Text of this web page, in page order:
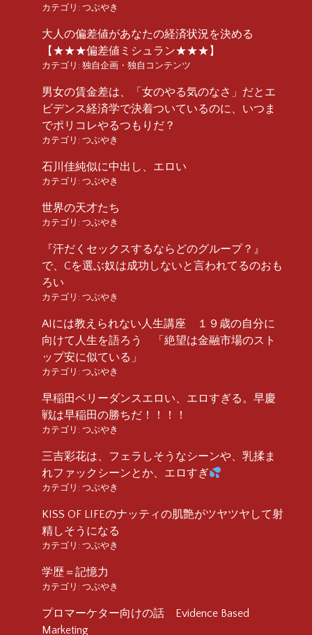
カテゴリ: つぶやき
大人の偏差値があなたの経済状況を決める
【★★★偏差値ミシュラン★★★】
カテゴリ: 独自企画・独自コンテンツ
男女の賃金差は、「女のやる気のなさ」だとエ
ビデンス経済学で決着ついているのに、いつま
でポリコレやるつもりだ？
カテゴリ: つぶやき
石川佳純似に中出し、エロい
カテゴリ: つぶやき
世界の天才たち
カテゴリ: つぶやき
『汗だくセックスするならどのグループ？』
で、Cを選ぶ奴は成功しないと言われてるのおも
ろい
カテゴリ: つぶやき
AIには教えられない人生講座 １９歳の自分に
向けて人生を語ろう 「絶望は金融市場のスト
ップ安に似ている」
カテゴリ: つぶやき
早稲田ベリーダンスエロい、エロすぎる。早慶
戦は早稲田の勝ちだ！！！！
カテゴリ: つぶやき
三吉彩花は、フェラしそうなシーンや、乳揉ま
れファックシーンとか、エロすぎ
カテゴリ: つぶやき
KISS OF LIFEのナッティの肌艶がツヤツヤして射
精しそうになる
カテゴリ: つぶやき
学歴＝記憶力
カテゴリ: つぶやき
プロマーケター向けの話 Evidence Based
Marketing